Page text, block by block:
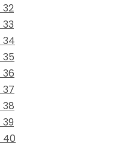
32
34
35
36
37
38
40